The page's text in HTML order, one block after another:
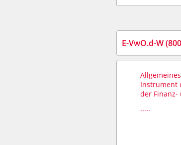
E-VwO.d-W
Instrument
der Finanz-
.....